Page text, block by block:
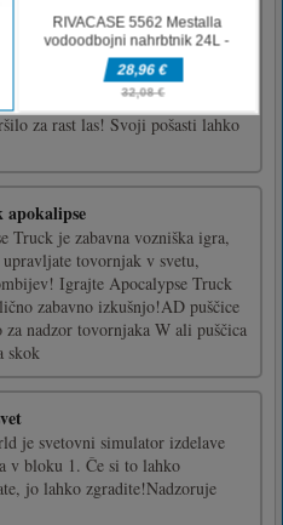
srhljive pričeske doslej!
strižite, barvajte in še več!
profesionalnih orodij, kot
sušilniki za lase, škarje in
za rast las! Svoji pošasti lahko
apokalipse
Truck je zabavna vozniška igra,
tovornjak v svetu,
Igrajte Apocalypse Truck
zabavno izkušnjo!AD puščice
za nadzor tovornjaka W ali puščica
skok
je svetovni simulator izdelave
v bloku 1. Če si to lahko
jo lahko zgradite!Nadzoruje